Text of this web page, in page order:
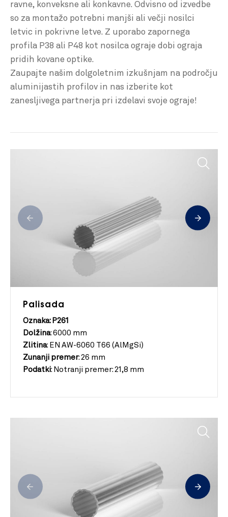
ravne, konveksne ali konkavne. Odvisno od izvedbe
so za montažo potrebni manjši ali večji nosilci
letvic in pokrivne letve. Z uporabo zapornega
profila P38 ali P48 kot nosilca ograje dobi ograja
pridih kovane optike.
Zaupajte našim dolgoletnim izkušnjam na področju
aluminijastih profilov in nas izberite kot
zanesljivega partnerja pri izdelavi svoje ograje!
Palisada
Oznaka: P261
Dolžina: 6000 mm
Zlitina: EN AW-6060 T66 (AlMgSi)
Zunanji premer: 26 mm
Podatki: Notranji premer: 21,8 mm